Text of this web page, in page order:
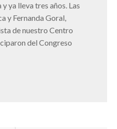
ya lleva tres años. Las
y Fernanda Goral,
de nuestro Centro
del Congreso